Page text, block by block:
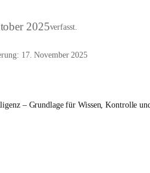
2025verfasst.
17. November 2025
– Grundlage für Wissen, Kontrolle